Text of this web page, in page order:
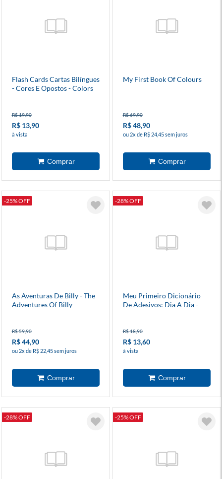
Flash Cards Cartas Bilíngues
- Cores E Opostos - Colors
R$ 19,90
R$ 13,90
à vista
My First Book Of Colours
R$ 69,90
R$ 48,90
ou 2x de R$ 24,45 sem juros
-25% OFF
As Aventuras De Billy - The
Adventures Of Billy
R$ 59,90
R$ 44,90
ou 2x de R$ 22,45 sem juros
-28% OFF
Meu Primeiro Dicionário
De Adesivos: Dia A Dia -
R$ 18,90
R$ 13,60
à vista
-28% OFF -25% OFF